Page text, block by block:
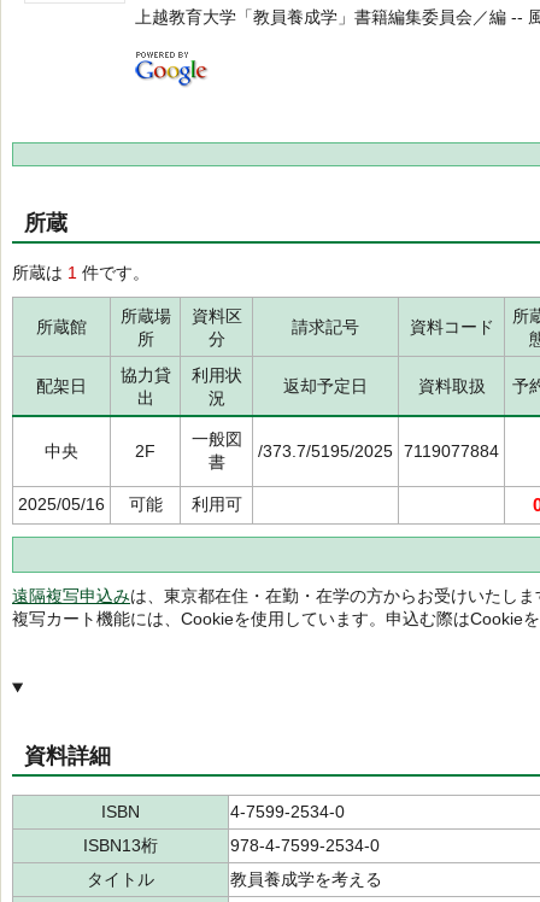
上越教育大学「教員養成学」書籍編集委員会／編 --
所蔵
所蔵は 1 件です。
所蔵館
所蔵場
所
資料区
分
請求記号 資料コード
所
配架日
協力貸
出
利用状
況
返却予定日 資料取扱 予
中央 2F
一般図
書
/373.7/5195/2025 7119077884
2025/05/16 可能 利用可
遠隔複写申込みは、東京都在住・在勤・在学の方からお受けいたしま
複写カート機能には、Cookieを使用しています。申込む際はCookie
資料詳細
ISBN
4-7599-2534-0
ISBN13桁
978-4-7599-2534-0
タイトル
教員養成学を考える